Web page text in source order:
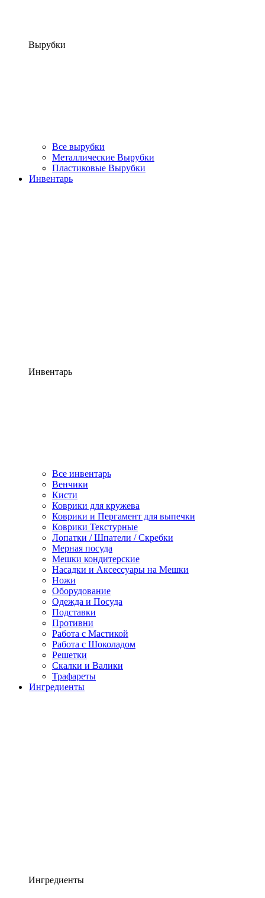
Вырубки
Все вырубки
Металлические Вырубки
Пластиковые Вырубки
Инвентарь
Инвентарь
Все инвентарь
Венчики
Кисти
Коврики для кружева
Коврики и Пергамент для выпечки
Коврики Текстурные
Лопатки / Шпатели / Скребки
Мерная посуда
Мешки кондитерские
Насадки и Аксессуары на Мешки
Ножи
Оборудование
Одежда и Посуда
Подставки
Противни
Работа с Мастикой
Работа с Шоколадом
Решетки
Скалки и Валики
Трафареты
Ингредиенты
Ингредиенты